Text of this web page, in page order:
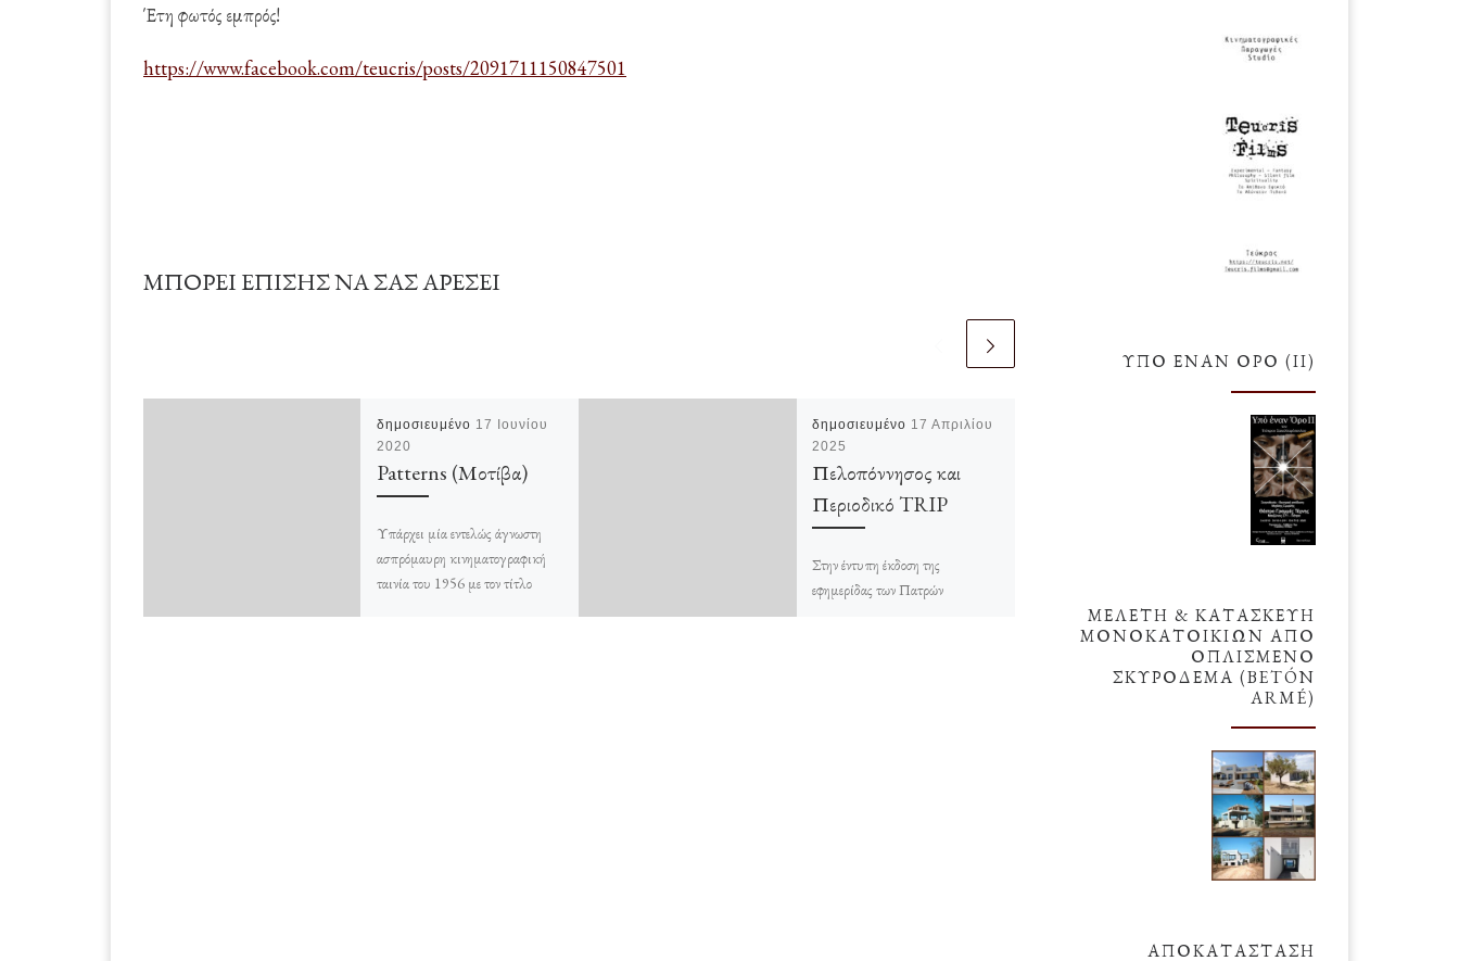
Έτη φωτός εμπρός!
https://www.facebook.com/teucris/posts/2091711150847501
ΜΠΟΡΕΊ ΕΠΊΣΗΣ ΝΑ ΣΑΣ ΑΡΈΣΕΙ
δημοσιευμένο 17 Ιουνίου
2020
Patterns (Μοτίβα)
Υπάρχει μία εντελώς άγνωστη
ασπρόμαυρη κινηματογραφική
ταινία του 1956 με τον τίτλο
δημοσιευμένο 17 Απριλίου
2025
Πελοπόννησος και
Περιοδικό TRIP
Στην έντυπη έκδοση της
εφημερίδας των Πατρών
δημοσιευμένο
2018
Επανάσταση και
Υπακοή
παρά από έναν υπάκουο. Διότι ο
κόσμος πιστεύει πως το να
επαναστατείς χρειάζεται πολύ […]
ΥΠΌ ΈΝΑΝ ΌΡΟ (ΙΙ)
ΜΕΛΕΤΗ & ΚΑΤΑΣΚΕΥΗ
ΜΟΝΟΚΑΤΟΙΚΙΩΝ ΑΠΟ
ΟΠΛΙΣΜΕΝΟ
ΣΚΥΡΟΔΕΜΑ (BETÓN
ARMÉ)
ΑΠΟΚΑΤΆΣΤΑΣΗ